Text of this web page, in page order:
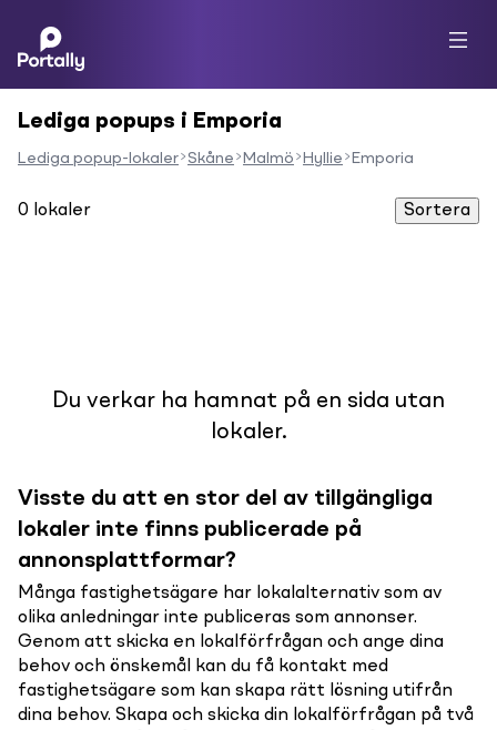
Lediga popups i Emporia
Lediga popup-lokaler Skåne Malmö Hyllie Emporia
0 lokaler Sortera
Du verkar ha hamnat på en sida utan
lokaler.
Visste du att en stor del av tillgängliga
lokaler inte finns publicerade på
annonsplattformar?
Många fastighetsägare har lokalalternativ som av
olika anledningar inte publiceras som annonser.
Genom att skicka en lokalförfrågan och ange dina
behov och önskemål kan du få kontakt med
fastighetsägare som kan skapa rätt lösning utifrån
dina behov. Skapa och skicka din lokalförfrågan på två